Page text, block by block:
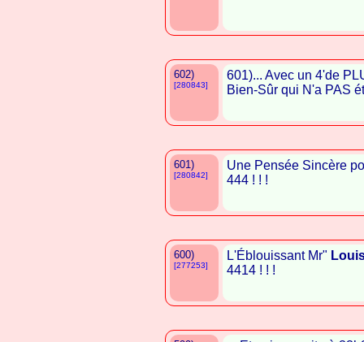
602)
[280843]
601)... Avec un 4'de
Bien-Sûr qui N'a PAS
601)
[280842]
Une Pensée Sincère
444 ! ! !
600)
[277253]
L'Éblouissant Mr"
4414 ! ! !